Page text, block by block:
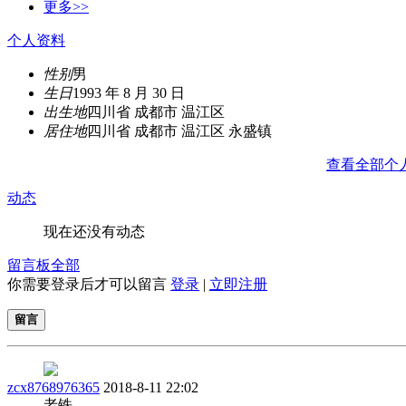
更多>>
个人资料
性别男
生日1993 年 8 月 30 日
出生地四川省 成都市 温江区
居住地四川省 成都市 温江区 永盛镇
查看全部个
动态
现在还没有动态
留言板全部
你需要登录后才可以留言 登录 | 立即注册
留言
zcx8768976365 2018-8-11 22:02